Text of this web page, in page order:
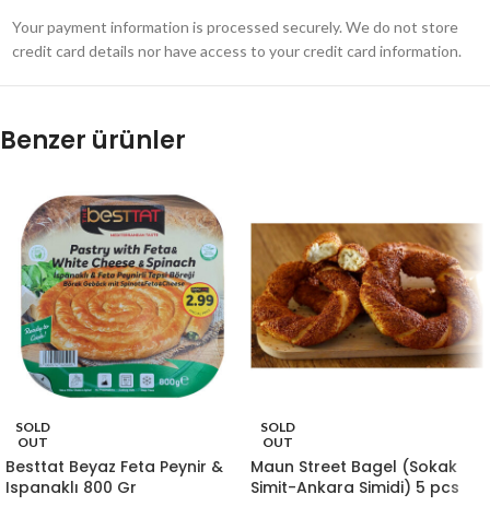
Your payment information is processed securely. We do not store
credit card details nor have access to your credit card information.
Benzer ürünler
SOLD
OUT
Besttat Beyaz Feta Peynir &
Ispanaklı 800 Gr
SOLD
OUT
Maun Street Bagel (Sokak
Simit-Ankara Simidi) 5 pcs